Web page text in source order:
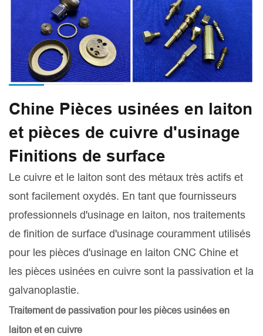
Chine Pièces usinées en laiton
et pièces de cuivre d'usinage
Finitions de surface
Le cuivre et le laiton sont des métaux très actifs et
sont facilement oxydés. En tant que fournisseurs
professionnels d'usinage en laiton, nos traitements
de finition de surface d'usinage couramment utilisés
pour les pièces d'usinage en laiton CNC Chine et
les pièces usinées en cuivre sont la passivation et la
galvanoplastie.
Traitement de passivation pour les pièces usinées en
laiton et en cuivre